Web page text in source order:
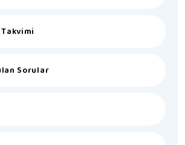
Sorular